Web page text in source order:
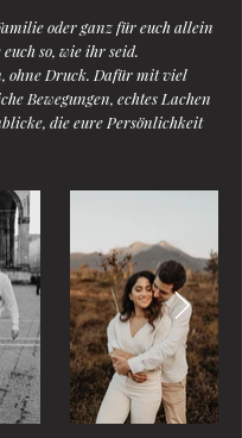
oder ganz für euch allein
so, wie ihr seid.
ohne Druck. Dafür mit viel
Bewegungen, echtes Lachen
die eure Persönlichkeit